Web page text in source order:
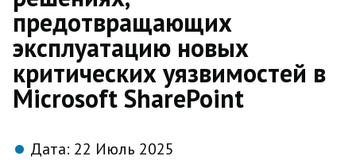
предотвращающих
эксплуатацию новых
критических уязвимостей в
Microsoft SharePoint
Дата: 22 Июль 2025